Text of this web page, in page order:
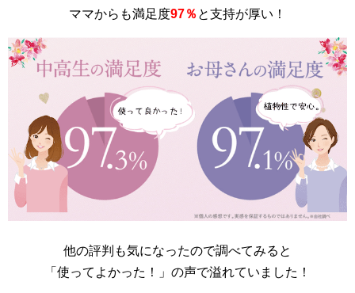
ママからも満足度97％ と支持が厚い！
他の評判も気になったので調べてみると
「使ってよかった！」の声で溢れていました！